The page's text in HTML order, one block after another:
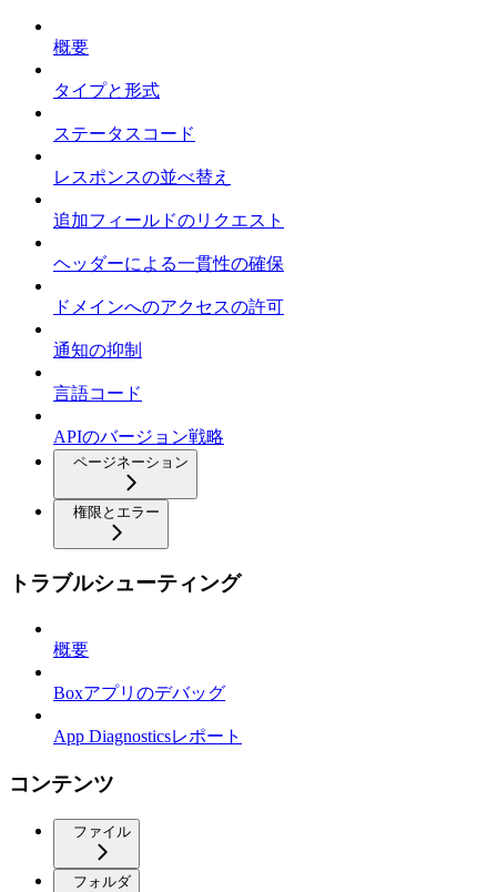
概要
タイプと形式
ステータスコード
レスポンスの並べ替え
追加フィールドのリクエスト
ヘッダーによる一貫性の確保
ドメインへのアクセスの許可
通知の抑制
言語コード
APIのバージョン戦略
ページネーション
権限とエラー
トラブルシューティング
概要
Boxアプリのデバッグ
App Diagnosticsレポート
コンテンツ
ファイル
フォルダ